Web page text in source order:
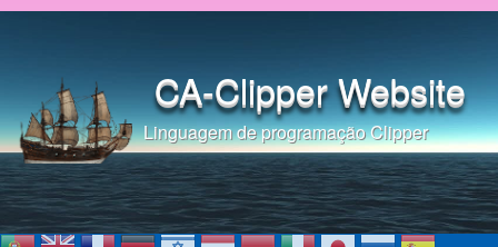
Pular para o conteúdo
CA-Clipper Website
Linguagem de programação Clipper